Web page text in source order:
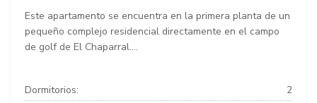
Este apartamento se encuentra en la primera planta de un
pequeño complejo residencial directamente en el campo
de golf de El Chaparral....
Dormitorios:
2